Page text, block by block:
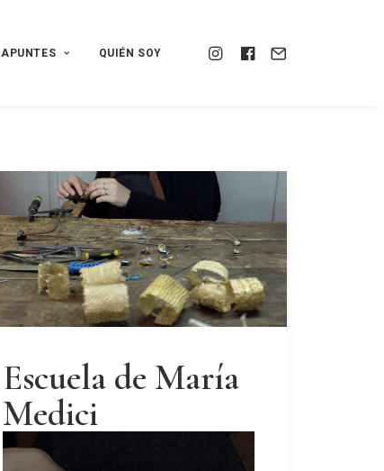
APUNTES QUIÉN SOY
Escuela de María
Medici